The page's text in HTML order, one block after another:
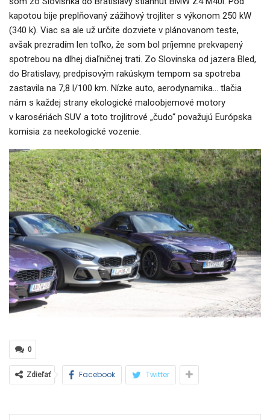
kapotou bije preplňovaný zážihový trojliter s výkonom 250 kW
(340 k). Viac sa ale už určite dozviete v plánovanom teste,
avšak prezradím len toľko, že som bol príjemne prekvapený
spotrebou na dlhej diaľničnej trati. Zo Slovinska od jazera Bled,
do Bratislavy, predpisovým rakúskym tempom sa spotreba
zastavila na 7,8 l/100 km. Nízke auto, aerodynamika… tlačia
nám s každej strany ekologické maloobjemové motory
v karosériách SUV a toto trojlitrové „čudo“ považujú Európska
komisia za neekologické vozenie.
0
Zdieľať Facebook Twitter